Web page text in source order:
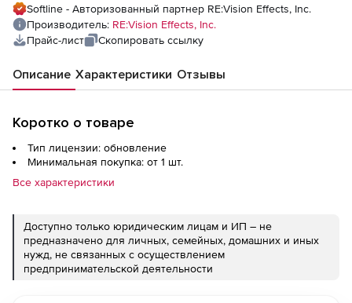
Softline - Авторизованный партнер RE:Vision Effects, Inc.
Производитель: RE:Vision Effects, Inc.
Прайс-лист
Скопировать ссылку
Описание Характеристики Отзывы
Коротко о товаре
Тип лицензии: обновление
Минимальная покупка: от 1 шт.
Все характеристики
Доступно только юридическим лицам и ИП – не
предназначено для личных, семейных, домашних и иных
нужд, не связанных с осуществлением
предпринимательской деятельности